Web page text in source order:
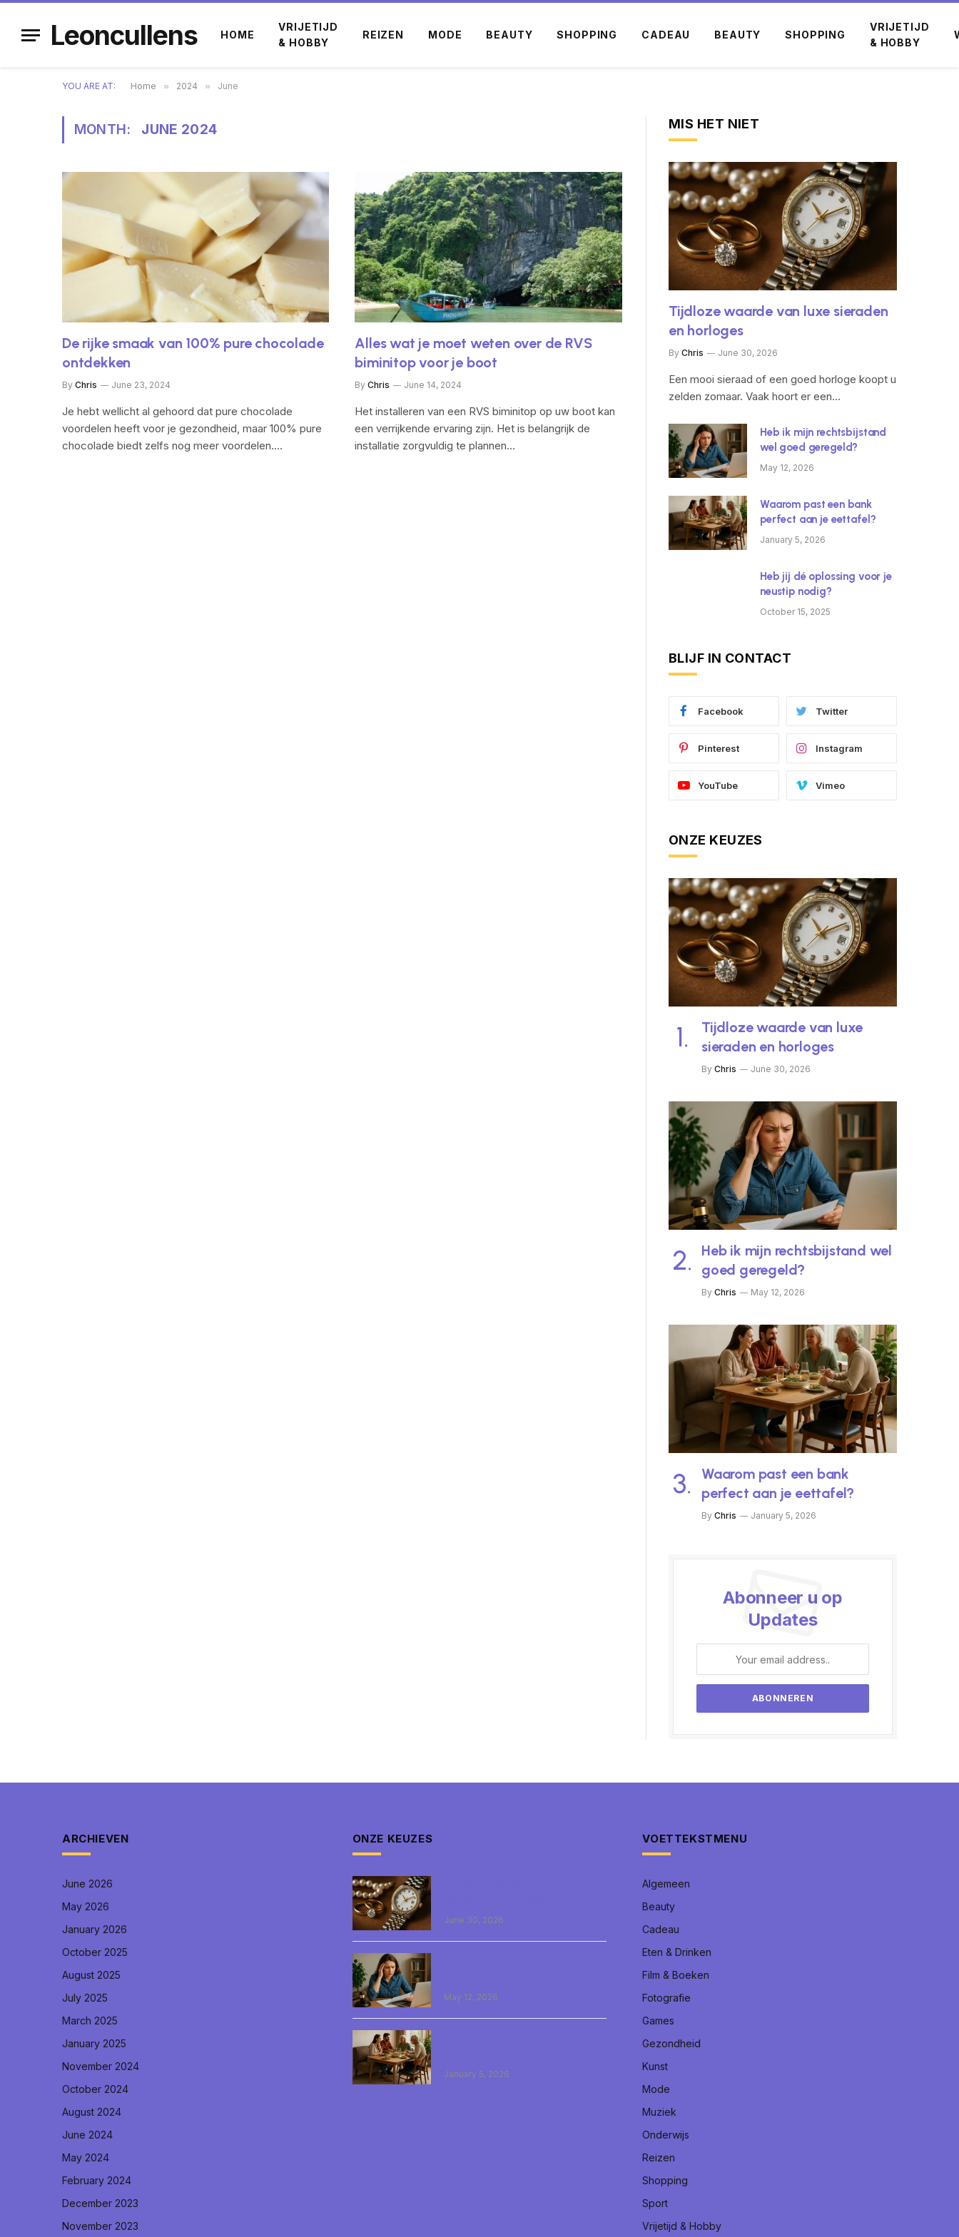
Leoncullens HOME
VRIJETIJD
& HOBBY
REIZEN MODE BEAUTY SHOPPING CADEAU BEAUTY SHOPPING
VRIJETIJD
& HOBBY
YOU ARE AT: Home » 2024 » June
MONTH: JUNE 2024
De rijke smaak van 100% pure chocolade
ontdekken
By Chris June 23, 2024
Je hebt wellicht al gehoord dat pure chocolade
voordelen heeft voor je gezondheid, maar 100% pure
chocolade biedt zelfs nog meer voordelen.…
Alles wat je moet weten over de RVS
biminitop voor je boot
By Chris June 14, 2024
Het installeren van een RVS biminitop op uw boot kan
een verrijkende ervaring zijn. Het is belangrijk de
installatie zorgvuldig te plannen…
MIS HET NIET
Tijdloze waarde van luxe sieraden
en horloges
By Chris June 30, 2026
Een mooi sieraad of een goed horloge koopt u
zelden zomaar. Vaak hoort er een…
Heb ik mijn rechtsbijstand
wel goed geregeld?
May 12, 2026
Waarom past een bank
perfect aan je eettafel?
January 5, 2026
Heb jij dé oplossing voor je
neustip nodig?
October 15, 2025
BLIJF IN CONTACT
Facebook Twitter
Pinterest Instagram
YouTube Vimeo
ONZE KEUZES
Tijdloze waarde van luxe
sieraden en horloges
By Chris June 30, 2026
Heb ik mijn rechtsbijstand wel
goed geregeld?
By Chris May 12, 2026
Waarom past een bank
perfect aan je eettafel?
By Chris January 5, 2026
Abonneer u op
Updates
ARCHIEVEN
June 2026
May 2026
January 2026
October 2025
August 2025
July 2025
March 2025
January 2025
November 2024
October 2024
August 2024
June 2024
May 2024
February 2024
December 2023
November 2023
ONZE KEUZES
June 30, 2026
May 12, 2026
January 5, 2026
VOETTEKSTMENU
Algemeen
Beauty
Cadeau
Eten & Drinken
Film & Boeken
Fotografie
Games
Gezondheid
Kunst
Mode
Muziek
Onderwijs
Reizen
Shopping
Sport
Vrijetijd & Hobby